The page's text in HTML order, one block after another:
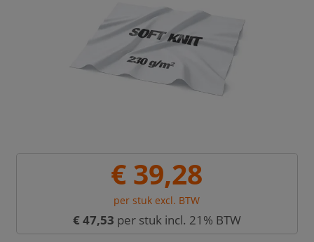
€ 39,28
per stuk excl. BTW
€ 47,53 per stuk incl. 21% BTW